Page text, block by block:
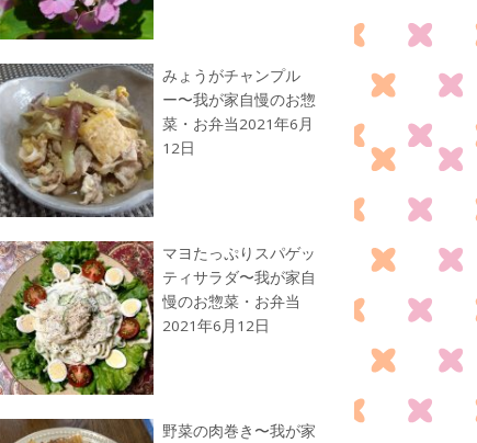
みょうがチャンプル
ー〜我が家自慢のお惣
菜・お弁当2021年6月
12日
マヨたっぷりスパゲッ
ティサラダ〜我が家自
慢のお惣菜・お弁当
2021年6月12日
野菜の肉巻き〜我が家